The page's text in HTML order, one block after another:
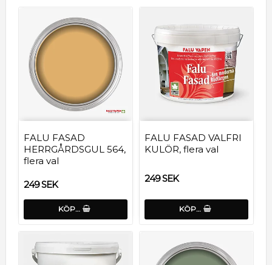
FALU FASAD
HERRGÅRDSGUL 564,
flera val
249 SEK
KÖP…
FALU FASAD VALFRI
KULÖR, flera val
249 SEK
KÖP…